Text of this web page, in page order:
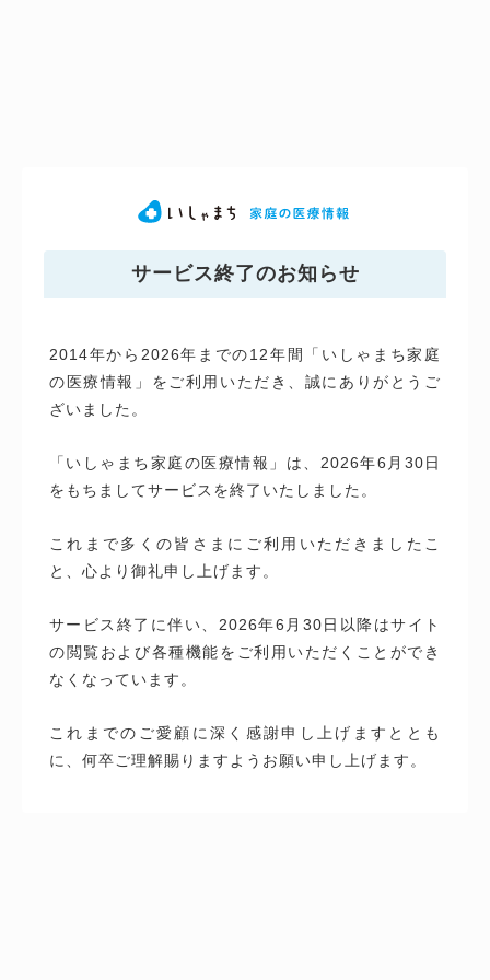
サービス終了のお知らせ
2014年から2026年までの12年間「いしゃまち家庭
の医療情報」をご利用いただき、誠にありがとうご
ざいました。
「いしゃまち家庭の医療情報」は、2026年6月30日
をもちましてサービスを終了いたしました。
これまで多くの皆さまにご利用いただきましたこ
と、心より御礼申し上げます。
サービス終了に伴い、2026年6月30日以降はサイト
の閲覧および各種機能をご利用いただくことができ
なくなっています。
これまでのご愛顧に深く感謝申し上げますととも
に、何卒ご理解賜りますようお願い申し上げます。